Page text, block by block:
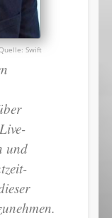
Swift
und